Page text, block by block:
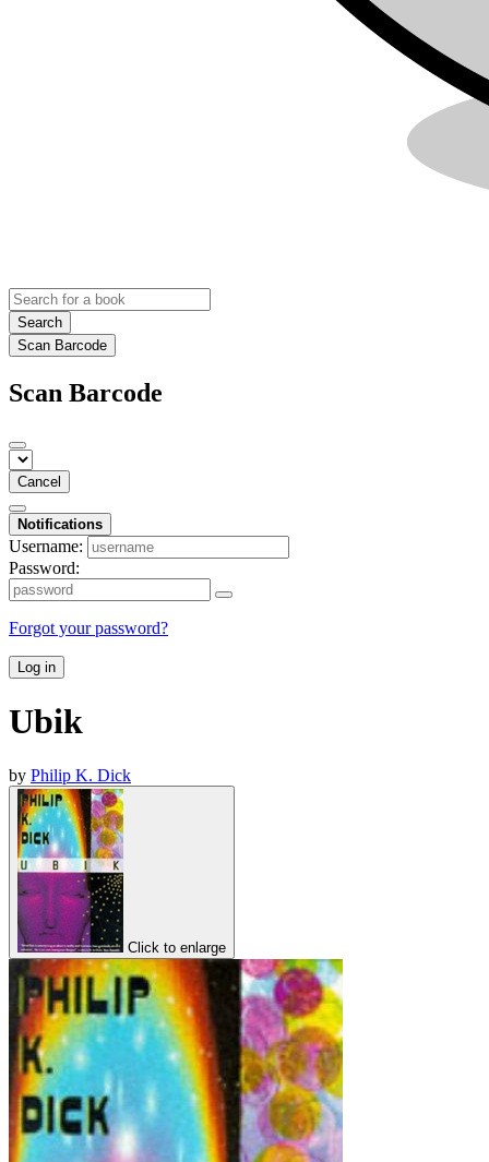
Search
Scan Barcode
Scan Barcode
Cancel
Notifications
Username:
Password:
Forgot your password?
Log in
Ubik
by Philip K. Dick
Click to enlarge